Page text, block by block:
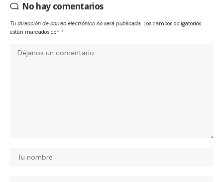
No hay comentarios
Tu dirección de correo electrónico no será publicada. Los campos obligatorios
están marcados con *